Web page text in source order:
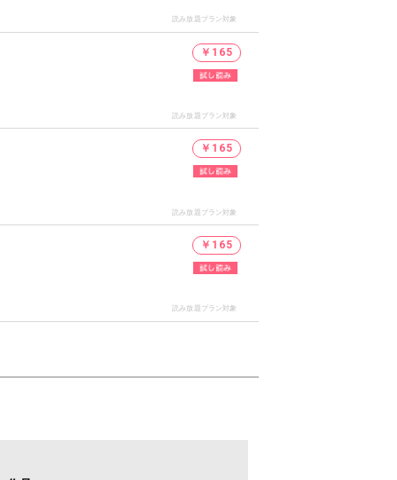
読み放題プラン対象
￥165
読み放題プラン対象
￥165
読み放題プラン対象
￥165
読み放題プラン対象